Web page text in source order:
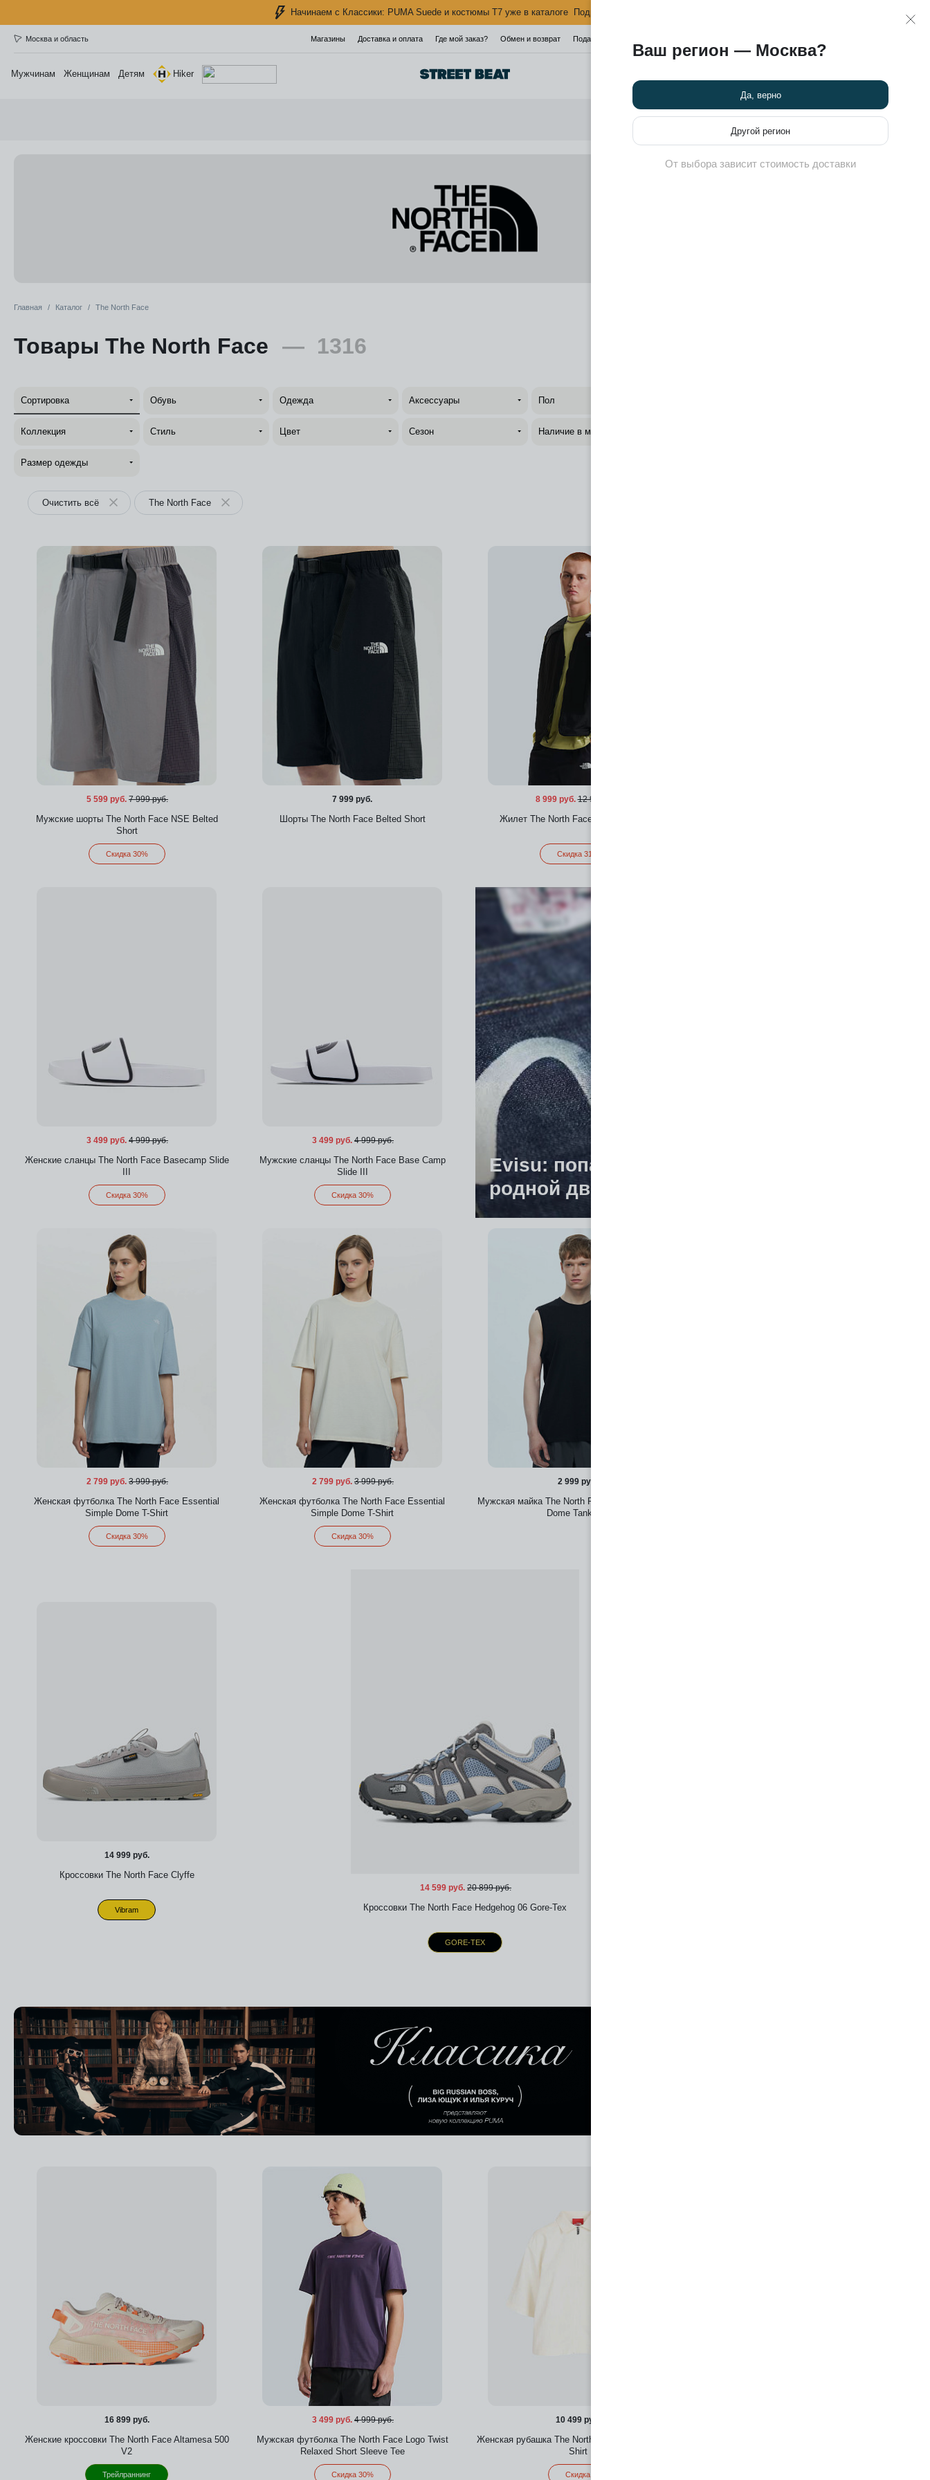
Начинаем с Классики: PUMA Suede и костюмы T7 уже в каталоге Подробнее >>
Москва и область Магазины Доставка и оплата Где мой заказ? Обмен и возврат Подарочная карта
Мужчинам Женщинам Детям Hiker
Главная Каталог The North Face
Товары The North Face — 1316
Сортировка Обувь Одежда Аксессуары Пол
Коллекция Стиль Цвет Сезон Наличие в магазинах
Размер одежды
Очистить всё The North Face
5 599 руб. 7 999 руб.
Мужские шорты The North Face NSE Belted
Short
Скидка 30%
7 999 руб.
Шорты The North Face Belted Short
8 999 руб. 12 999 руб.
Жилет The North Face NSE Tech Vest
Скидка 31%
Добавить в избранное
3 499 руб. 4 999 руб.
Женские сланцы The North Face Basecamp Slide
III
Скидка 30%
Добавить в избранное
3 499 руб. 4 999 руб.
Мужские сланцы The North Face Base Camp
Slide III
Скидка 30%
Добавить в избранное
Evisu: попасть в Японию, не покидая
родной двор
2 799 руб. 3 999 руб.
Женская футболка The North Face Essential
Simple Dome T-Shirt
Скидка 30%
2 799 руб. 3 999 руб.
Женская футболка The North Face Essential
Simple Dome T-Shirt
Скидка 30%
2 999 руб.
Мужская майка The North Face Evolution Simple
Dome Tank Top
14 999 руб.
Кроссовки The North Face Clyffe
Vibram
14 599 руб. 20 899 руб.
Кроссовки The North Face Hedgehog 06 Gore-Tex
GORE-TEX
16 899 руб.
Женские кроссовки The North Face Altamesa 500
V2
Трейлраннинг
3 499 руб. 4 999 руб.
Мужская футболка The North Face Logo Twist
Relaxed Short Sleeve Tee
Скидка 30%
10 499 руб.
Женская рубашка The North Face Red Box Nylon
Shirt
Скидка
Ваш регион — Москва?
Да, верно
Другой регион
От выбора зависит стоимость доставки